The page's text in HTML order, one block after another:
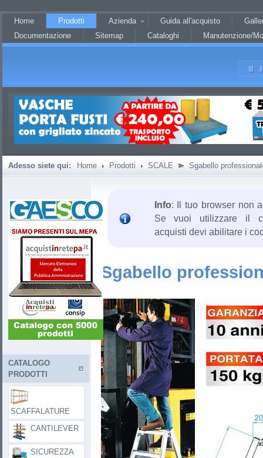
Home
Prodotti Azienda Guida all'acquisto
Documentazione
Sitemap Cataloghi Manutenzione/
Adesso siete qui: Home Prodotti SCALE Sgabello
Info: Il tuo browser non
Se vuoi utilizzare il
acquisti devi abilitare i
Sgabello
CATALOGO
PRODOTTI
SCAFFALATURE
CANTILEVER
SICUREZZA